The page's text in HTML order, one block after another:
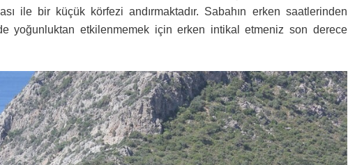
ile bir küçük körfezi andırmaktadır. Sabahın erken saatlerinden
yoğunluktan etkilenmemek için erken intikal etmeniz son derece